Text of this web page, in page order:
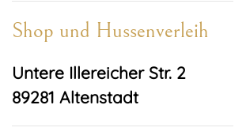
Shop und Hussenverleih
Untere Illereicher Str. 2
89281 Altenstadt